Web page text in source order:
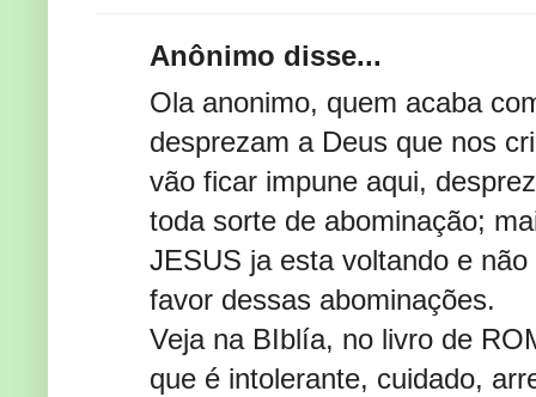
Anônimo disse...
Ola anonimo, quem acaba
desprezam a Deus que nos
vão ficar impune aqui,
toda sorte de abominação;
JESUS ja esta voltando e
favor dessas abominações.
Veja na BIblía, no livro de
que é intolerante, cuidado,